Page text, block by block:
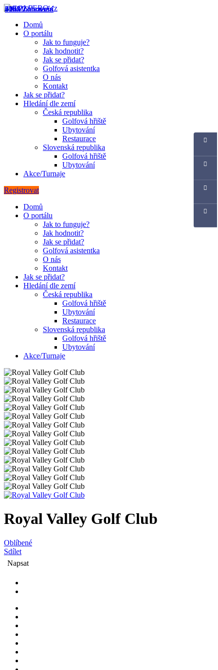
Domů
O portálu
Jak to funguje?
Jak hodnotit?
Jak se přidat?
Golfová asistentka
O nás
Kontakt
Jak se přidat?
Hledání dle zemí
Česká republika
Golfová hřiště
Ubytování
Restaurace
Slovenská republika
Golfová hřiště
Ubytování
Akce/Turnaje
Registrovat
Domů
O portálu
Jak to funguje?
Jak hodnotit?
Jak se přidat?
Golfová asistentka
O nás
Kontakt
Jak se přidat?
Hledání dle zemí
Česká republika
Golfová hřiště
Ubytování
Restaurace
Slovenská republika
Golfová hřiště
Ubytování
Akce/Turnaje
Royal Valley Golf Club
Oblíbené
Sdílet
Napsat
4062 Zobrazení
4163 Zobrazení
3148 Zobrazení
2364 Zobrazení
3108 Zobrazení
627 Zobrazení
718 Zobrazení